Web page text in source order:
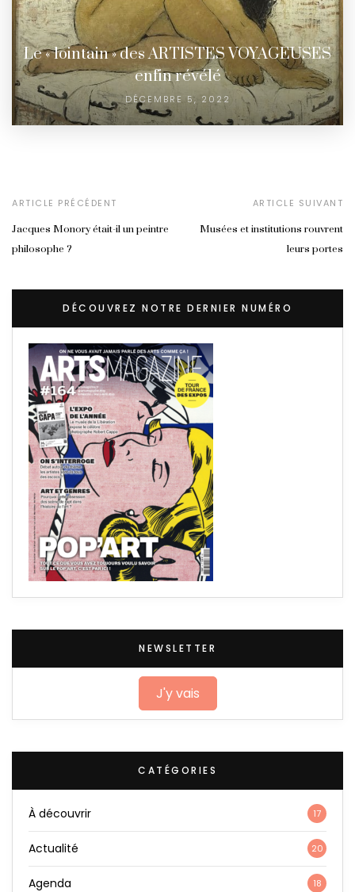
Le « lointain » des ARTISTES VOYAGEUSES
enfin révélé
DÉCEMBRE 5, 2022
ARTICLE PRÉCÉDENT
Jacques Monory était-il un peintre
philosophe ?
ARTICLE SUIVANT
Musées et institutions rouvrent
leurs portes
DÉCOUVREZ NOTRE DERNIER NUMÉRO
NEWSLETTER
J'y vais
CATÉGORIES
À découvrir 17
Actualité 20
Agenda 18